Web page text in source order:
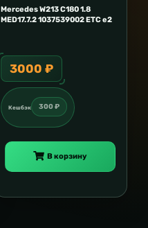
Mercedes W213 C180 1.8
MED17.7.2 1037539002 ETC e2
3000 ₽
Кешбэк 300 ₽
В корзину